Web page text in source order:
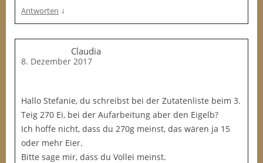
Antworten ↓
Claudia
8. Dezember 2017
Hallo Stefanie, du schreibst bei der Zutatenliste beim 3.
Teig 270 Ei, bei der Aufarbeitung aber den Eigelb?
Ich hoffe nicht, dass du 270g meinst, das wären ja 15
oder mehr Eier.
Bitte sage mir, dass du Vollei meinst.